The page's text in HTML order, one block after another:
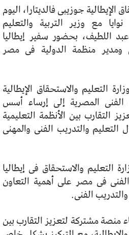
الإيطالية جوزيبى فالديتارا، اليوم
مع وزير التربية والتعليم
اللطيف، بحضور سفير إيطاليا
ومدير منظمة الدولية فى مصر
التعليم والاستحقاق الإيطالية
الفنى المصرية إلى إرساء أسس
التقارب بين الأنظمة التعليمية
والتدريب الفنى والمهنى
التعليم والاستحقاق فى إيطاليا
الفنى فى مصر على أهمية التعاون
الفنى.
منصة مشتركة لتعزيز التقارب بين